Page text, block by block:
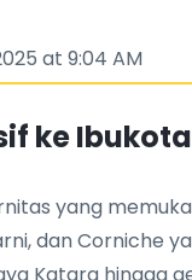
at 9:04 AM
ke
yang
dan Corniche